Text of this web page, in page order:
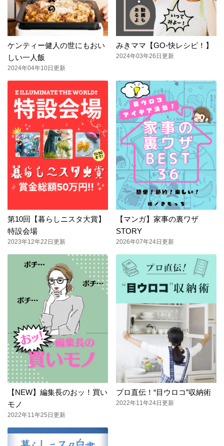
ケンティー健人の世にもおい
しい一人飯
2024年04年10日更新
みきママ【GO-快レシピ！】
2024年03年26日更新
第10回【暮らしニスタ大賞】
特設会場
2023年12年22日更新
【マンガ】家事の裏ワザ
STORY
2026年07年24日更新
【NEW】編集長のおッ！買い
モノ
2022年11年25日更新
プロ直伝！“目ウロコ”収納術
2022年11年24日更新